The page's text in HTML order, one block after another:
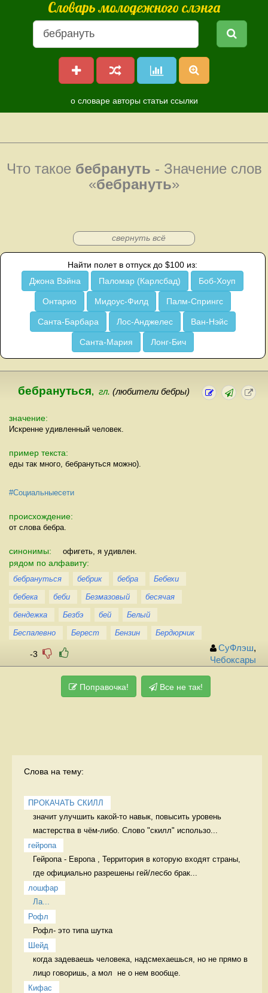
Словарь молодежного слэнга
о словаре авторы статьи ссылки
Что такое бебрануть - Значение слов
«бебрануть»
свернуть всё
Найти полет в отпуск до $100 из:
Джона Вэйна
Паломар (Карлсбад) Боб-Хоуп
Онтарио Мидоус-Филд Палм-Спрингс
Санта-Барбара Лос-Анджелес Ван-Нэйс
Санта-Мария Лонг-Бич
бебрануться, гл. (любители бебры)
значение:
Искренне удивленный человек.
пример текста:
еды так много, бебрануться можно).
#Социальныесети
происхождение:
от слова бебра.
синонимы: офигеть, я удивлен.
рядом по алфавиту:
бебрануться бебрик бебра
Бебехи
бебека
беби Безмазовый
бесячая
бендежка
Безбэ бей
Белый
Беспалевно
Берест Бензин Бердюрчик
-3
СуФлэш,
Чебоксары
Поправочка! Все не так!
Слова на тему:
ПРОКАЧАТЬ СКИЛЛ
значит улучшить какой-то навык, повысить уровень
мастерства в чём-либо. Слово "скилл" использо...
гейропа
Гейропа - Европа , Территория в которую входят страны,
где официально разрешены гей/лесбо брак...
лошфар
Ла...
Рофл
Рофл- это типа шутка
Шейд
когда задеваешь человека, надсмехаешься, но не прямо в
лицо говоришь, а мол  не о нем вообще.
Кифас